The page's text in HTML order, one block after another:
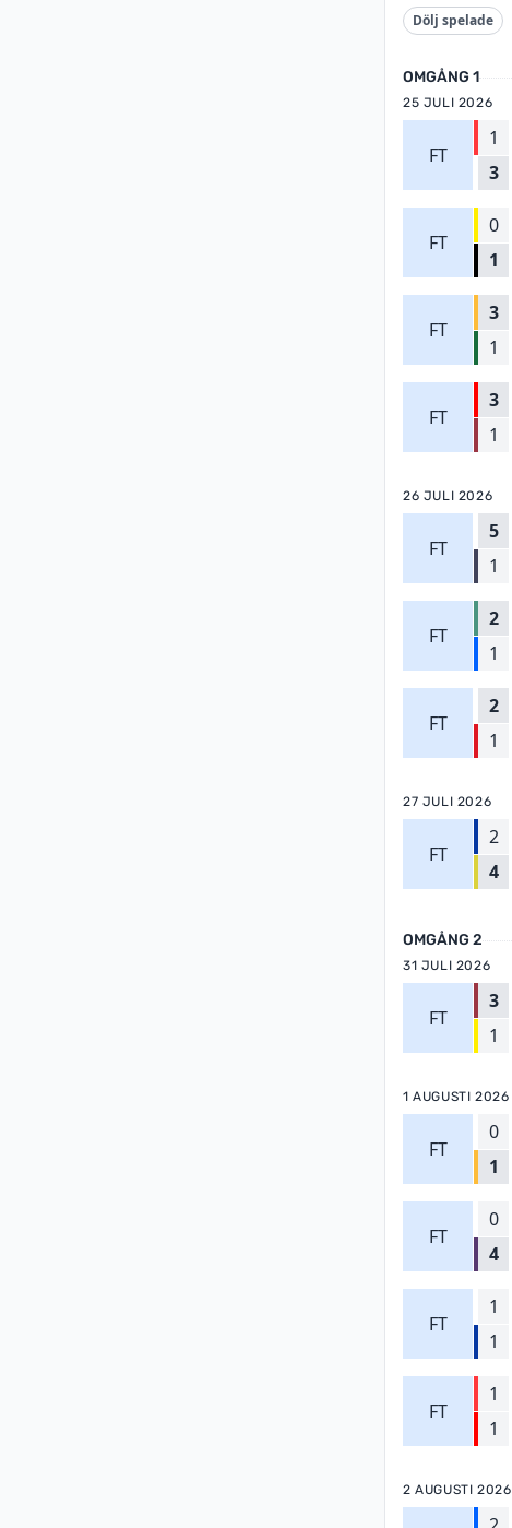
Dölj spelade
OMGÅNG 1
25 JULI 2026
FT
1
3
FT
0
1
FT
3
1
FT
3
1
26 JULI 2026
FT
5
1
FT
2
1
FT
2
1
27 JULI 2026
FT
2
4
OMGÅNG 2
31 JULI 2026
FT
3
1
1 AUGUSTI 2026
FT
0
1
FT
0
4
FT
1
1
FT
1
1
2 AUGUSTI 2026